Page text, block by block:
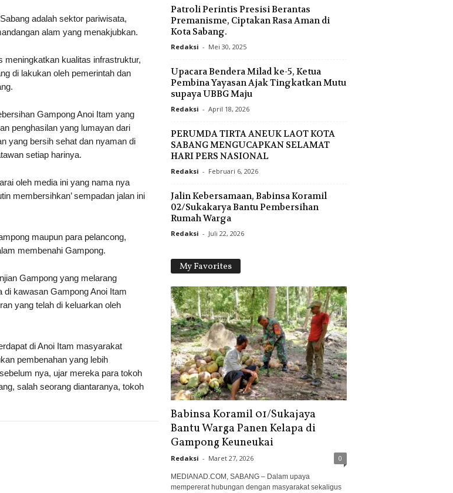
adalah sektor pariwisata,
alam yang menakjubkan.
meningkatkan kualitas infrastruktur,
di lakukan oleh pemerintah dan
Gampong Anoi Itam yang
penghasilan yang lumayan dari
yang bersih sehat dan nyaman di
setiap harinya.
oleh media ini yang nama nya
membersihkan’ sempadan jalan ini
maupun para pelancong,
membenahi Gampong.
Gampong yang melarang
kawasan Gampong Anoi Itam
yang telah di keluarkan oleh
di Anoi Itam masyarakat
pembenahan yang lebih
nya, ujar mereka para tokoh
salah seorang diantaranya, tokoh
Patroli Perintis Presisi Berantas
Premanisme, Ciptakan Rasa Aman di
Kota Sabang.
Redaksi - Mei 30, 2025
Upacara Bendera Milad ke-5, Ketua
Pembina Yayasan Ajak Tingkatkan Mutu
supaya UBBG Maju
Redaksi - April 18, 2026
PERUMDA TIRTA ANEUK LAOT KOTA
SABANG MENGUCAPKAN SELAMAT
HARI PERS NASIONAL
Redaksi - Februari 6, 2026
Jalin Kebersamaan, Babinsa Koramil
02/Sukakarya Bantu Pembersihan
Rumah Warga
Redaksi - Juli 22, 2026
My Favorites
Babinsa Koramil 01/Sukajaya
Bantu Warga Panen Kelapa di
Gampong Keuneukai
Redaksi - Maret 27, 2026 0
MEDIANAD.COM, SABANG – Dalam upaya
mempererat hubungan dengan masyarakat sekaligus